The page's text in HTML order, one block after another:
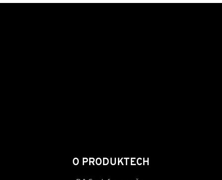
O PRODUKTECH